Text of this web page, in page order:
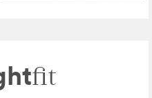
fit